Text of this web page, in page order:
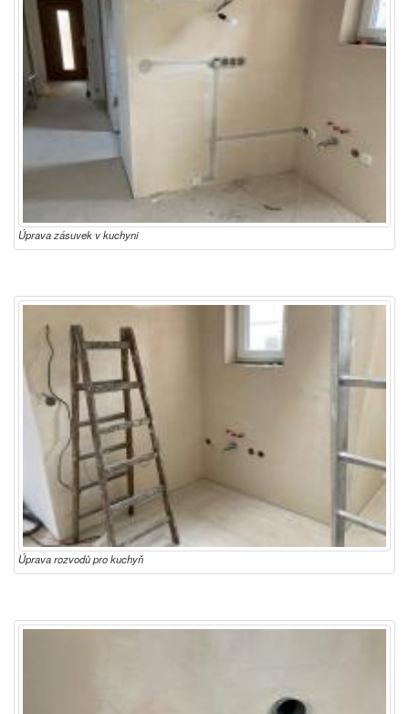
Úprava zásuvek v kuchyni
Úprava rozvodů pro kuchyň